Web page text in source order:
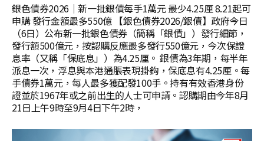
銀色債券2026｜新一批銀債每手1萬元 最少4.25厘 8.21起可
申購 發行金額最多550億 【銀色債券2026/銀債】政府今日
（6日）公布新一批銀色債券（簡稱「銀債」）發行細節，
發行額500億元，按認購反應最多發行550億元，今次保證
息率（又稱「保底息」）為4.25厘。 銀債為3年期，每半年
派息一次，浮息與本港通脹表現掛鈎，保底息有4.25厘。每
手債券1萬元，每人最多獲配發100手。持有有效香港身份
證並於1967年或之前出生的人士可申請。認購期由今年8月
21日上午9時至9月4日下午2時，